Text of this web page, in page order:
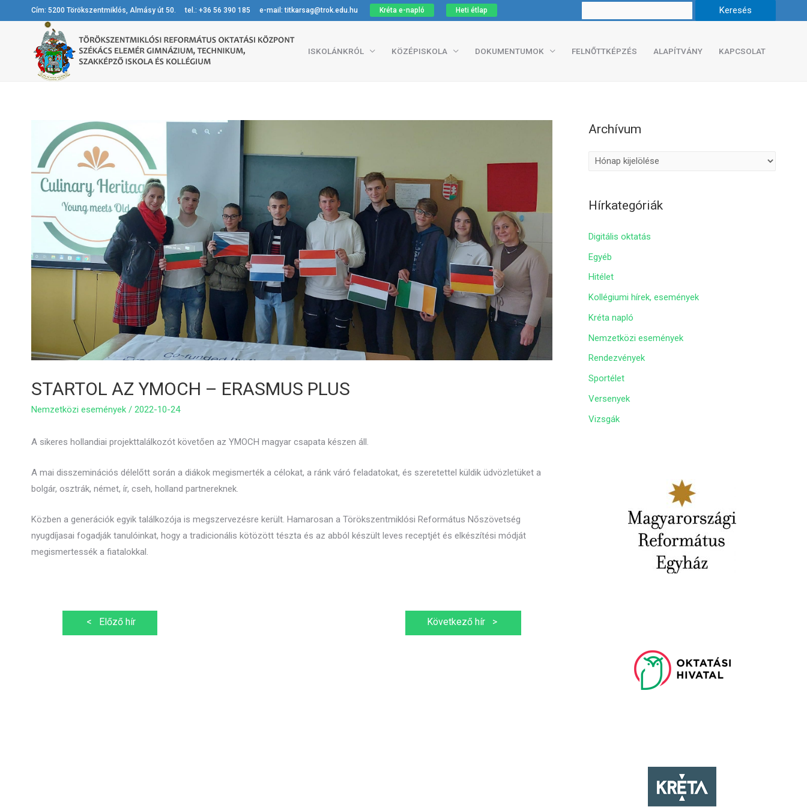
Kréta e-napló
Cím: 5200 Törökszentmiklós, Almásy út 50. tel.: +36 56 390 185 e-mail: titkarsag@trok.edu.hu Heti étlap
ISKOLÁNKRÓL KÖZÉPISKOLA DOKUMENTUMOK FELNŐTTKÉPZÉS ALAPÍTVÁNY KAPCSOLAT
STARTOL AZ YMOCH – ERASMUS PLUS
Nemzetközi események / 2022-10-24
A sikeres hollandiai projekttalálkozót követően az YMOCH magyar csapata készen áll.
A mai disszeminációs délelőtt során a diákok megismerték a célokat, a ránk váró feladatokat, és szeretettel küldik üdvözletüket a
bolgár, osztrák, német, ír, cseh, holland partnereknek.
Közben a generációk egyik találkozója is megszervezésre került. Hamarosan a Törökszentmiklósi Református Nőszövetség
nyugdíjasai fogadják tanulóinkat, hogy a tradicionális kötözött tészta és az abból készült leves receptjét és elkészítési módját
megismertessék a fiatalokkal.
Bejegyzés
navigáció
< Előző hír Következő hír >
Archívum
í
Hírkategóriák
Digitális oktatás
Egyéb
Hitélet
Kollégiumi hírek, események
Kréta napló
Nemzetközi események
Rendezvények
Sportélet
Versenyek
Vizsgák